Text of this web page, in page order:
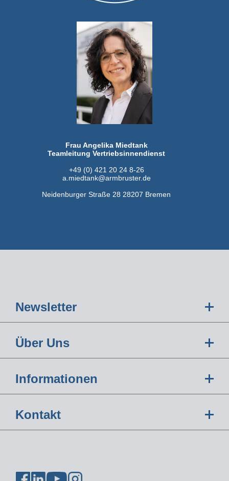
Frau Angelika Miedtank
Teamleitung Vertriebsinnendienst
+49 (0) 421 20 24 8-26
a.miedtank@armbruster.de
Neidenburger Straße 28 28207 Bremen
Newsletter
Über Uns
Informationen
Kontakt